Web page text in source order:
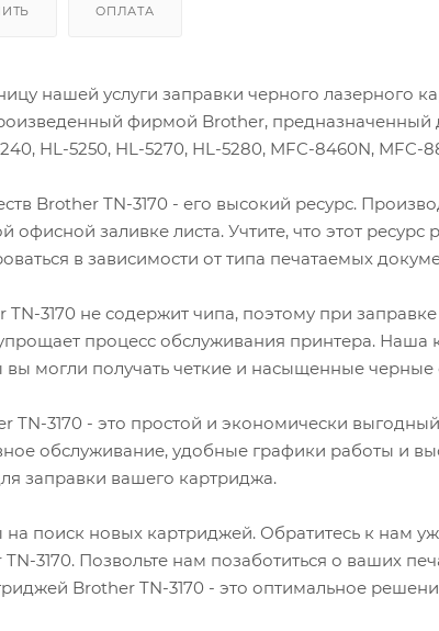
ОПЛАТА
нашей услуги заправки черного лазерного
фирмой Brother, предназначенный
HL-5250, HL-5270, HL-5280, MFC-8460N, MFC-
Brother TN-3170 - его высокий ресурс.
офисной заливке листа. Учтите, что этот
в зависимости от типа печатаемых
TN-3170 не содержит чипа, поэтому при
процесс обслуживания принтера. Наша
вы могли получать четкие и насыщенные черные
TN-3170 - это простой и экономически
обслуживание, удобные графики работы и
заправки вашего картриджа.
на поиск новых картриджей. Обратитесь к нам
3170. Позвольте нам позаботиться о ваших
Brother TN-3170 - это оптимальное